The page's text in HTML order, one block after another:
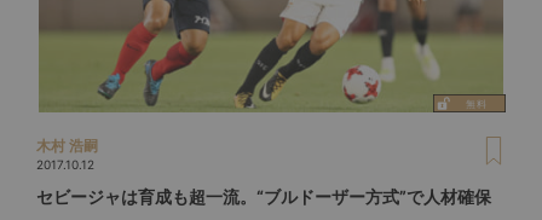
木村 浩嗣
2017.10.12
セビージャは育成も超一流。“ブルドーザー方式”で人材確保